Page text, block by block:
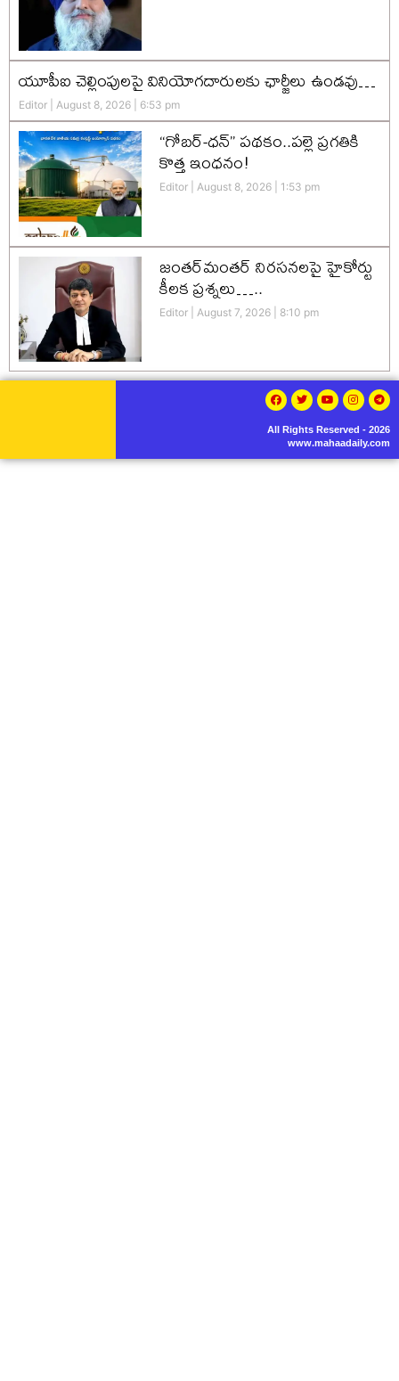
యూపీఐ చెల్లింపులపై వినియోగదారులకు ఛార్జీలు ఉండవు…
Editor August 8, 2026 6:53 pm
“గోబర్-ధన్” పథకం..పల్లె ప్రగతికి
కొత్త ఇంధనం!
Editor August 8, 2026 1:53 pm
జంతర్‌మంతర్ నిరసనలపై హైకోర్టు
కీలక ప్రశ్నలు…..
Editor August 7, 2026 8:10 pm
All Rights Reserved - 2026
www.mahaadaily.com